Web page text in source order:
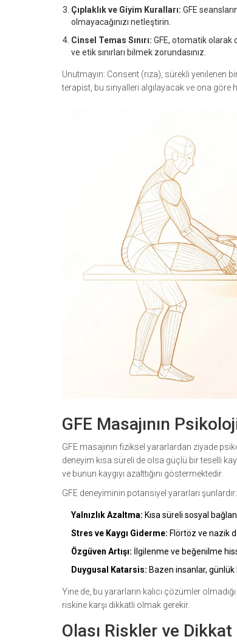
Çıplaklık ve Giyim Kuralları: GFE
olmayacağınızı netleştirin.
Cinsel Temas Sınırı: GFE, otomatik olarak
ve etik sınırları bilmek zorundasınız.
Unutmayın: Consent (rıza), sürekli yenilenen
terapist, bu sinyalleri algılayacak ve ona göre
GFE Masajının
GFE masajının fiziksel yararlardan ziyade
deneyim kısa süreli de olsa güçlü bir teselli
ve bunun kaygıyı azalttığını göstermektedir.
GFE deneyiminin potansiyel yararları şunlardır:
Yalnızlık Azaltma: Kısa süreli sosyal
Stres ve Kaygı Giderme: Flörtöz ve nazik
Özgüven Artışı: İlgilenme ve beğenilme
Duygusal Katarsis: Bazen insanlar,
Yine de, bu yararların kalıcı çözümler
riskine karşı dikkatli olmak gerekir.
Olası Riskler ve